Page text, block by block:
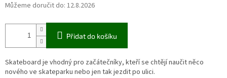
Můžeme doručit do: 12.8.2026
Přidat do košíku
Skateboard je vhodný pro začátečníky, kteří se chtějí naučit něco
nového ve skateparku nebo jen tak jezdit po ulici.